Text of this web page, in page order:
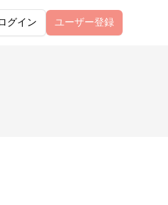
グイン ユーザー登録